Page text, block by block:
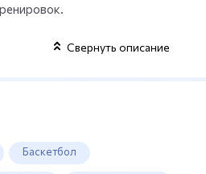
Свернуть описание
Баскетбол